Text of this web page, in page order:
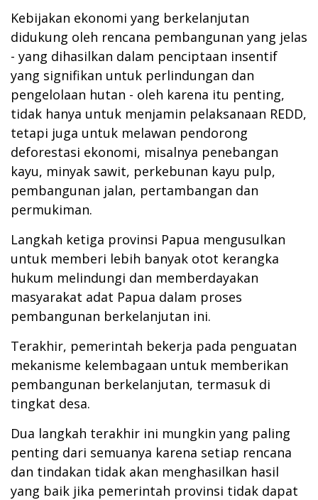
Kebijakan ekonomi yang berkelanjutan
didukung oleh rencana pembangunan yang jelas
- yang dihasilkan dalam penciptaan insentif
yang signifikan untuk perlindungan dan
pengelolaan hutan - oleh karena itu penting,
tidak hanya untuk menjamin pelaksanaan REDD,
tetapi juga untuk melawan pendorong
deforestasi ekonomi, misalnya penebangan
kayu, minyak sawit, perkebunan kayu pulp,
pembangunan jalan, pertambangan dan
permukiman.
Langkah ketiga provinsi Papua mengusulkan
untuk memberi lebih banyak otot kerangka
hukum melindungi dan memberdayakan
masyarakat adat Papua dalam proses
pembangunan berkelanjutan ini.
Terakhir, pemerintah bekerja pada penguatan
mekanisme kelembagaan untuk memberikan
pembangunan berkelanjutan, termasuk di
tingkat desa.
Dua langkah terakhir ini mungkin yang paling
penting dari semuanya karena setiap rencana
dan tindakan tidak akan menghasilkan hasil
yang baik jika pemerintah provinsi tidak dapat